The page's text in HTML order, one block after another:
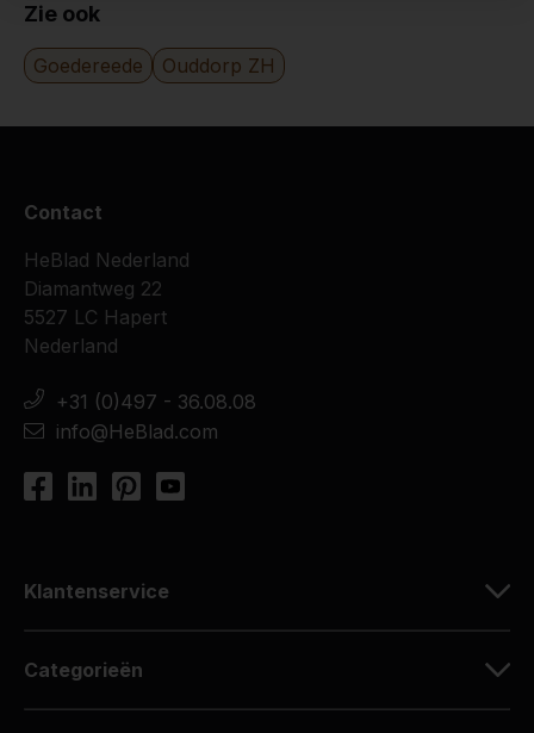
Zie ook
Goedereede Ouddorp ZH
Contact
HeBlad Nederland
Diamantweg 22
5527 LC Hapert
Nederland
+31 (0)497 - 36.08.08
info@HeBlad.com
Klantenservice
Categorieën